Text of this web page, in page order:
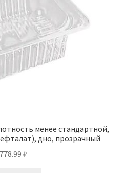
менее стандартной,
дно, прозрачный
₽